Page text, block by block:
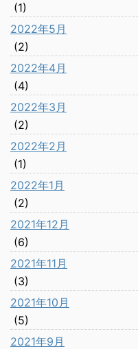
(1)
2022年5月
(2)
2022年4月
(4)
2022年3月
(2)
2022年2月
(1)
2022年1月
(2)
2021年12月
(6)
2021年11月
(3)
2021年10月
(5)
2021年9月